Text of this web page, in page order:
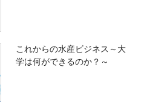
これからの水産ビジネス～大
学は何ができるのか？～